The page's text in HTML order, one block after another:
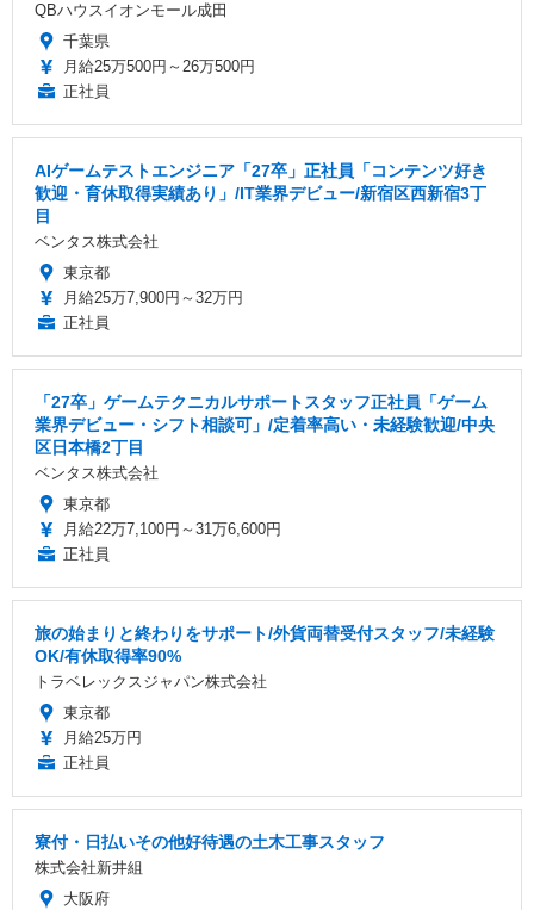
QBハウスイオンモール成田
千葉県
月給25万500円～26万500円
正社員
AIゲームテストエンジニア「27卒」正社員「コンテンツ好き
歓迎・育休取得実績あり」/IT業界デビュー/新宿区西新宿3丁
目
ベンタス株式会社
東京都
月給25万7,900円～32万円
正社員
「27卒」ゲームテクニカルサポートスタッフ正社員「ゲーム
業界デビュー・シフト相談可」/定着率高い・未経験歓迎/中央
区日本橋2丁目
ベンタス株式会社
東京都
月給22万7,100円～31万6,600円
正社員
旅の始まりと終わりをサポート/外貨両替受付スタッフ/未経験
OK/有休取得率90%
トラベレックスジャパン株式会社
東京都
月給25万円
正社員
寮付・日払いその他好待遇の土木工事スタッフ
株式会社新井組
大阪府